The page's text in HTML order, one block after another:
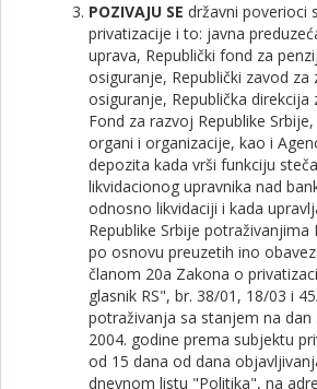
POZIVAJU SE državni poverioci
privatizacije i to: javna
uprava, Republički fond za
osiguranje, Republički zavod za
osiguranje, Republička direkcija
Fond za razvoj Republike
organi i organizacije, kao i
depozita kada vrši funkciju
likvidacionog upravnika nad
odnosno likvidaciji i kada
Republike Srbije potraživanjima
po osnovu preuzetih ino
članom 20a Zakona o
glasnik RS", br. 38/01, 18/03 i
potraživanja sa stanjem na dan
2004. godine prema subjektu
od 15 dana od dana
dnevnom listu "Politika", na